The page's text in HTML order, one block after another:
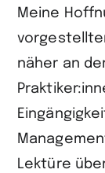
Meine
näher an
Lektüre